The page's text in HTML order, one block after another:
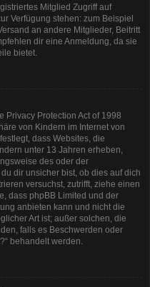
Mitglied Zugriff auf
Verfügung stehen: zum Beispiel
an andere Mitglieder, Beitritt
dir eine Anmeldung, da sie
bietet.
Privacy Protection Act of 1998
von Kindern im Internet von
dass Websites, die
unter 13 Jahren erheben,
des oder der
dir unsicher bist, ob dies auf dich
versuchst, zutrifft, ziehe einen
dass phpBB Limited und der
anbieten kann und nicht die
Art ist; außer solchen, die
falls es Beschwerden oder
behandelt werden.